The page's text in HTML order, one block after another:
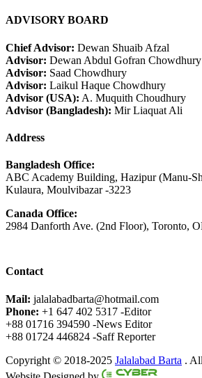
ADVISORY BOARD
Chief Advisor: Dewan Shuaib Afzal
Advisor: Dewan Abdul Gofran Chowdhury
Advisor: Saad Chowdhury
Advisor: Laikul Haque Chowdhury
Advisor (USA): A. Muquith Choudhury
Advisor (Bangladesh): Mir Liaquat Ali
Address
Bangladesh Office:
ABC Academy Building, Hazipur (Manu-
Kulaura, Moulvibazar -3223
Canada Office:
2984 Danforth Ave. (2nd Floor), Toronto,
Contact
Mail: jalalabadbarta@hotmail.com
Phone: +1 647 402 5317 -Editor
+88 01716 394590 -News Editor
+88 01724 446824 -Saff Reporter
Copyright © 2018-2025 Jalalabad Barta .